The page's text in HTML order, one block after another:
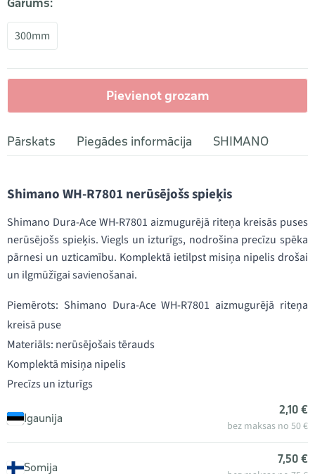
Garums:
300mm
Pievienot grozam
Pārskats Piegādes informācija SHIMANO
Shimano WH-R7801 nerūsējošs spieķis
Shimano Dura-Ace WH-R7801 aizmugurējā riteņa kreisās puses
nerūsējošs spieķis. Viegls un izturīgs, nodrošina precīzu spēka
pārnesi un uzticamību. Komplektā ietilpst misiņa nipelis drošai
un ilgmūžīgai savienošanai.
Piemērots: Shimano Dura-Ace WH-R7801 aizmugurējā riteņa
kreisā puse
Materiāls: nerūsējošais tērauds
Komplektā misiņa nipelis
Precīzs un izturīgs
Igaunija
2,10 €
bez maksas no 50 €
Somija
7,50 €